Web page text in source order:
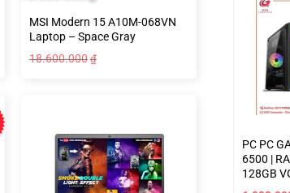
PC PC
6500 |
128GB
MSI Modern 15 A10M-068VN
Laptop – Space Gray
18.600.000 ₫